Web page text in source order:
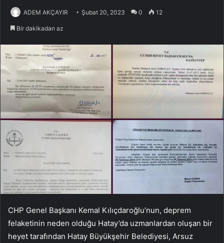
ADEM AKÇAYIR Şubat 20, 2023 0 12
Bir dakikadan az
CHP Genel Başkanı Kemal Kılıçdaroğlu’nun, deprem
felaketinin neden olduğu Hatay’da uzmanlardan oluşan bir
heyet tarafından Hatay Büyükşehir Belediyesi, Arsuz